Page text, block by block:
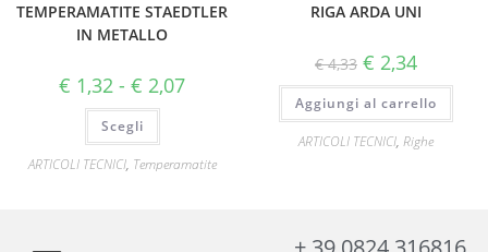
TEMPERAMATITE STAEDTLER
IN METALLO
€ 1,32 - € 2,07
Scegli
ARTICOLI TECNICI, Temperamatite
RIGA ARDA UNI
€4,33 € 2,34
Aggiungi al carrello
ARTICOLI TECNICI, Righe